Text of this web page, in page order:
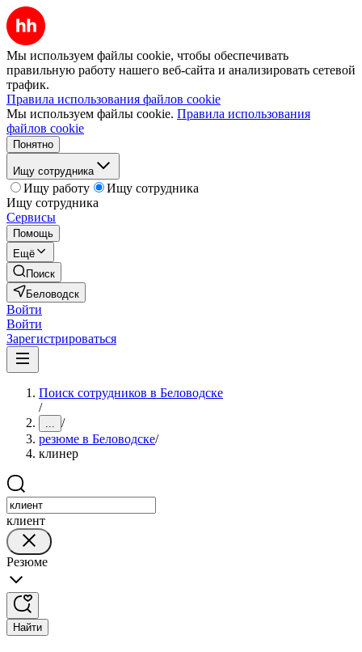
Мы используем файлы cookie, чтобы обеспечивать
правильную работу нашего веб-сайта и анализировать сетевой
трафик.
Правила использования файлов cookie
Мы используем файлы cookie. Правила использования
файлов cookie
Понятно
Ищу сотрудника
Ищу работу
Ищу сотрудника
Ищу сотрудника
Сервисы
Помощь
Ещё
Поиск
Беловодск
Войти
Войти
Зарегистрироваться
Поиск сотрудников в Беловодске
/
... /
резюме в Беловодске/
клинер
клиент
Резюме
Найти